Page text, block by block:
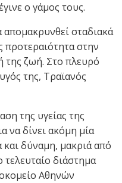
ο γάμος τους.
απομακρυνθεί σταδιακά
προτεραιότητα στην
της ζωή. Στο πλευρό
της, Τραϊανός
της υγείας της
να δίνει ακόμη μία
δύναμη, μακριά από
διάστημα
Αθηνών